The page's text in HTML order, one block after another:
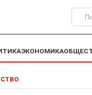
ЭКОНОМИКА